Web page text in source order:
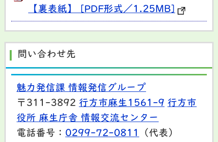
【裏表紙】 [PDF形式／1.25MB]
問い合わせ先
魅力発信課 情報発信グループ
〒311-3892 行方市麻生1561-9 行方市
役所 麻生庁舎 情報交流センター
電話番号： 0299-72-0811
（代表）